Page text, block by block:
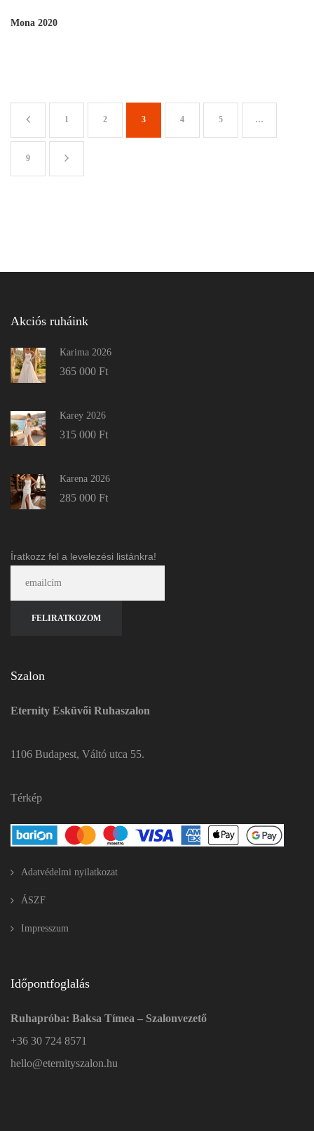
Mona 2020
1 2 3 4 5 …
9
Akciós ruháink
Karima 2026
365 000 Ft
Karey 2026
315 000 Ft
Karena 2026
285 000 Ft
Íratkozz fel a levelezési listánkra!
Szalon
Eternity Esküvői Ruhaszalon
1106 Budapest, Váltó utca 55.
Térkép
Adatvédelmi nyilatkozat
ÁSZF
Impresszum
Időpontfoglalás
Ruhapróba: Baksa Tímea – Szalonvezető
+36 30 724 8571
hello@eternityszalon.hu